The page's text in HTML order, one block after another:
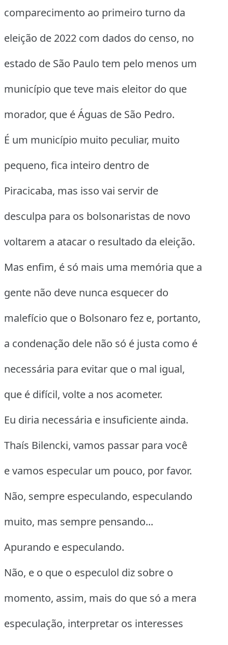
comparecimento ao primeiro turno da
eleição de 2022 com dados do censo, no
estado de São Paulo tem pelo menos um
município que teve mais eleitor do que
morador, que é Águas de São Pedro.
É um município muito peculiar, muito
pequeno, fica inteiro dentro de
Piracicaba, mas isso vai servir de
desculpa para os bolsonaristas de novo
voltarem a atacar o resultado da eleição.
Mas enfim, é só mais uma memória que a
gente não deve nunca esquecer do
malefício que o Bolsonaro fez e, portanto,
a condenação dele não só é justa como é
necessária para evitar que o mal igual,
que é difícil, volte a nos acometer.
Eu diria necessária e insuficiente ainda.
Thaís Bilencki, vamos passar para você
e vamos especular um pouco, por favor.
Não, sempre especulando, especulando
muito, mas sempre pensando...
Apurando e especulando.
Não, e o que o especulol diz sobre o
momento, assim, mais do que só a mera
especulação, interpretar os interesses